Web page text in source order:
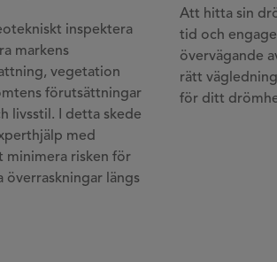
inspektera
markens
vegetation
förutsättningar
livsstil. I detta skede
med
minimera risken för
överraskningar längs
Att hitta sin
tid och
övervägande
rätt
för ditt